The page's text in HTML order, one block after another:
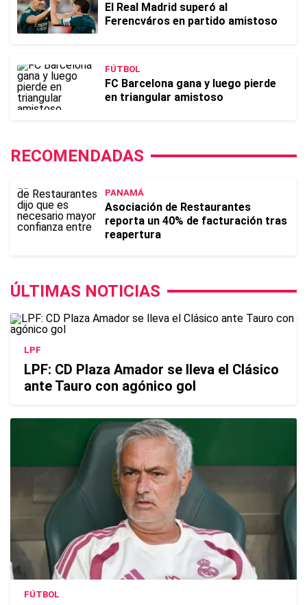
El Real Madrid superó al
Ferencváros en partido amistoso
FÚTBOL
FC Barcelona gana y luego pierde
en triangular amistoso
RECOMENDADAS
PANAMÁ
Asociación de Restaurantes
reporta un 40% de facturación tras
reapertura
ÚLTIMAS NOTICIAS
LPF
LPF: CD Plaza Amador se lleva el Clásico
ante Tauro con agónico gol
FÚTBOL